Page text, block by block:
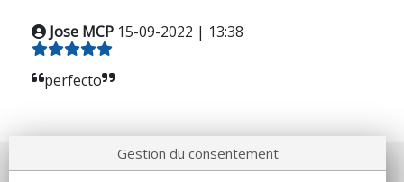
Jose MCP 15-09-2022 | 13:38
perfecto
Gestion du consentement